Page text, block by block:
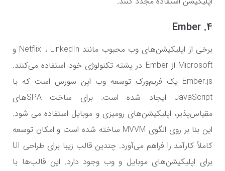
4. Ember
برخی از اپلیکیشن‌های وب محبوب مانند Netflix ، LinkedIn و
Microsoft از Ember در پشته تکنولوژی خود استفاده می‌کنند.
Ember.js یک فریم‌ورک توسعه وب اپن سورس است که با
JavaScript ایجاد شده است. برای ساخت SPAهای
مقیاس‌پذیر، اپلیکیشن‌های رومیزی و موبایل استفاده می شود.
این بنا بر روی الگوی MVVM ساخته شده است و امکان توسعه
کاملاً کارآمد را فراهم می‌آورد. چندین قالب زیبا برای طراحی UI
برای اپلیکیشن‌های موبایل و وب وجود دارد. این قالب‌ها با